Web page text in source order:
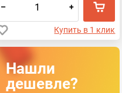
– +
Купить в 1 клик
Нашли
дешевле?